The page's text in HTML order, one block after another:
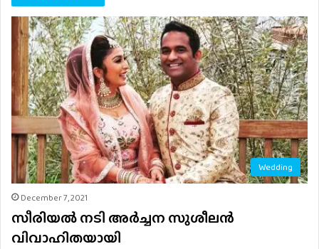
Wedding
December 7, 2021
സീരിയൽ നടി അർച്ചന സുശീലൻ
വിവാഹിതയായി